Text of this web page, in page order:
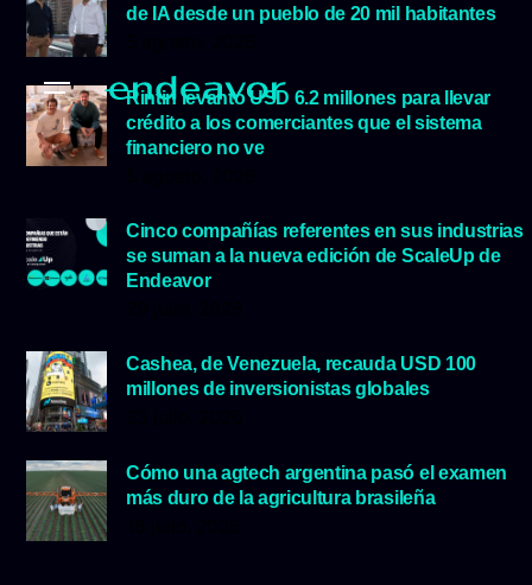
de IA desde un pueblo de 20 mil habitantes
Rintin levantó USD 6.2 millones para llevar
crédito a los comerciantes que el sistema
financiero no ve
Cinco compañías referentes en sus industrias
se suman a la nueva edición de ScaleUp de
Endeavor
Cashea, de Venezuela, recauda USD 100
millones de inversionistas globales
Cómo una agtech argentina pasó el examen
más duro de la agricultura brasileña